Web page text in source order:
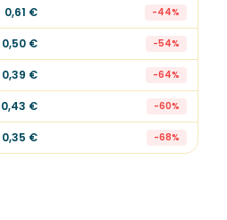
0,61 € -44%
0,50 € -54%
0,39 € -64%
0,43 € -60%
0,35 € -68%